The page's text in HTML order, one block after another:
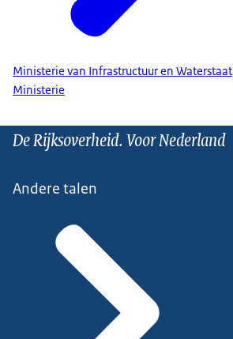
Ministerie van Infrastructuur en Waterstaat
Ministerie
De Rijksoverheid. Voor Nederland
Andere talen